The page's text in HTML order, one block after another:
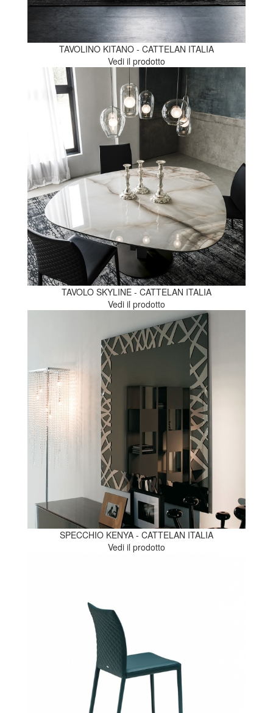
TAVOLINO KITANO - CATTELAN ITALIA
Vedi il prodotto
TAVOLO SKYLINE - CATTELAN ITALIA
Vedi il prodotto
SPECCHIO KENYA - CATTELAN ITALIA
Vedi il prodotto